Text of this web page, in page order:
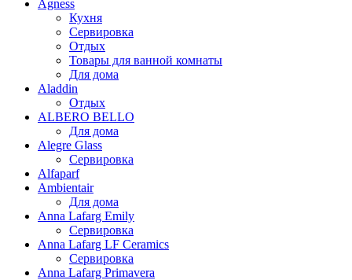
Agness
Кухня
Сервировка
Отдых
Товары для ванной комнаты
Для дома
Aladdin
Отдых
ALBERO BELLO
Для дома
Alegre Glass
Сервировка
Alfaparf
Ambientair
Для дома
Anna Lafarg Emily
Сервировка
Anna Lafarg LF Ceramics
Сервировка
Anna Lafarg Primavera